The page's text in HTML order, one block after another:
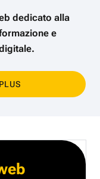
dedicato alla
e